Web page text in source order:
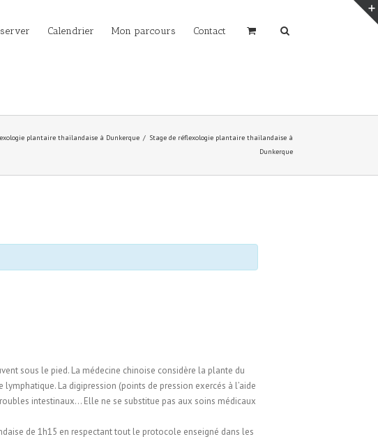
Calendrier Mon parcours Contact
plantaire thaïlandaise à Dunkerque
Stage de réflexologie plantaire thaïlandaise à
Dunkerque
sous le pied. La médecine chinoise considère la plante du
La digipression (points de pression exercés à l’aide
intestinaux… Elle ne se substitue pas aux soins médicaux
de 1h15 en respectant tout le protocole enseigné dans les